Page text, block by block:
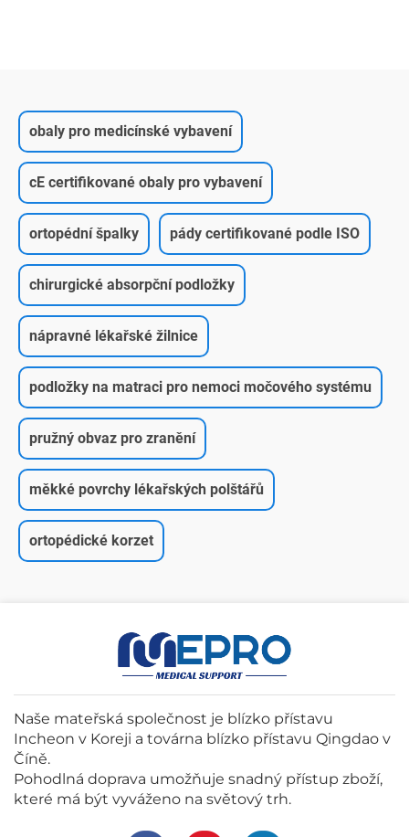
obaly pro medicínské vybavení
cE certifikované obaly pro vybavení
ortopédní špalky pády certifikované podle ISO
chirurgické absorpční podložky
nápravné lékařské žilnice
podložky na matraci pro nemoci močového systému
pružný obvaz pro zranění
měkké povrchy lékařských polštářů
ortopédické korzet
Naše mateřská společnost je blízko přístavu
Incheon v Koreji a továrna blízko přístavu Qingdao v
Číně.
Pohodlná doprava umožňuje snadný přístup zboží,
které má být vyváženo na světový trh.